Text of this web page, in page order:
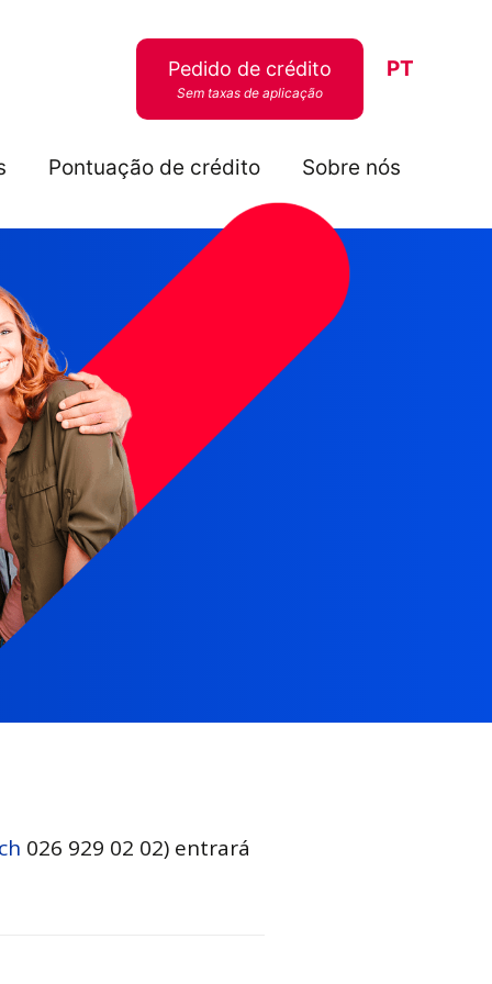
Pedido de crédito
Sem taxas de aplicação
PT
Pontuação de crédito Sobre nós
026 929 02 02) entrará